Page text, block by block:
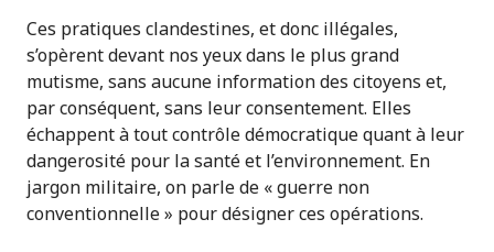
Ces pratiques clandestines, et donc illégales,
s’opèrent devant nos yeux dans le plus grand
mutisme, sans aucune information des citoyens et,
par conséquent, sans leur consentement. Elles
échappent à tout contrôle démocratique quant à leur
dangerosité pour la santé et l’environnement. En
jargon militaire, on parle de « guerre non
conventionnelle » pour désigner ces opérations.